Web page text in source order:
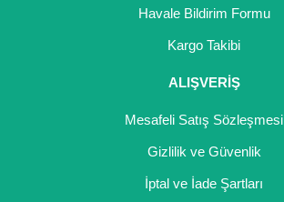
Havale Bildirim Formu
Kargo Takibi
ALIŞVERİŞ
Mesafeli Satış Sözleşmesi
Gizlilik ve Güvenlik
İptal ve İade Şartları